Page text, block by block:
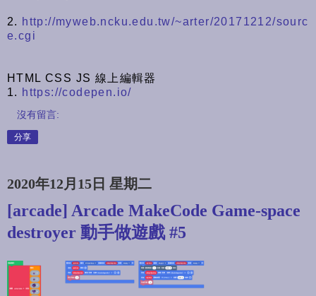
2. http://myweb.ncku.edu.tw/~arter/20171212/sourc
e.cgi
HTML CSS JS 線上編輯器
1. https://codepen.io/
沒有留言:
分享
2020年12月15日 星期二
[arcade] Arcade MakeCode Game-space
destroyer 動手做遊戲 #5